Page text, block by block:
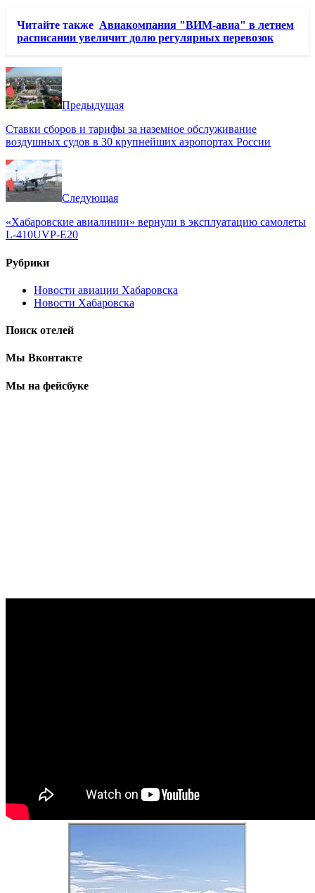
Читайте также Авиакомпания "ВИМ-авиа" в летнем
расписании увеличит долю регулярных перевозок
Предыдущая
Ставки сборов и тарифы за наземное обслуживание
воздушных судов в 30 крупнейших аэропортах России
Следующая
«Хабаровские авиалинии» вернули в эксплуатацию самолеты
L-410UVP-E20
Рубрики
Новости авиации Хабаровска
Новости Хабаровска
Поиск отелей
Мы Вконтакте
Мы на фейсбуке